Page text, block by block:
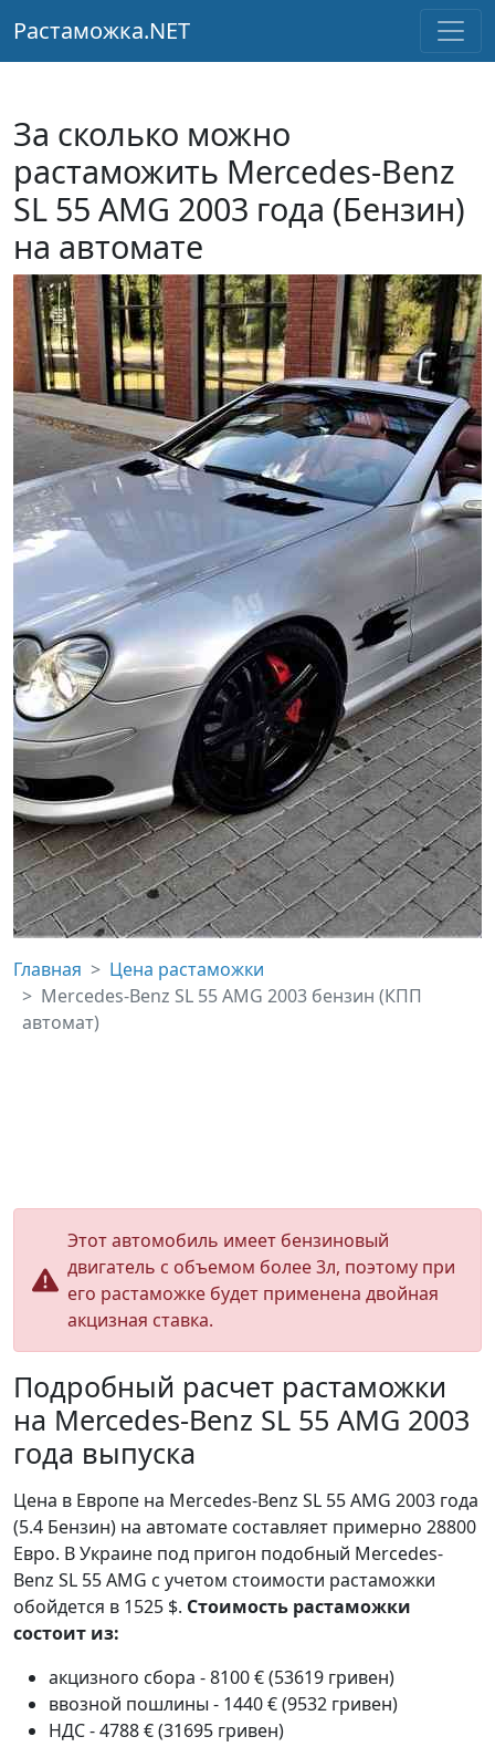
Растаможка.NET
За сколько можно
растаможить Mercedes-Benz
SL 55 AMG 2003 года (Бензин)
на автомате
Главная
Цена растаможки
Mercedes-Benz SL 55 AMG 2003 бензин (КПП
автомат)
Этот автомобиль имеет бензиновый
двигатель с объемом более 3л, поэтому при
его растаможке будет применена двойная
акцизная ставка.
Подробный расчет растаможки
на Mercedes-Benz SL 55 AMG 2003
года выпуска
Цена в Европе на Mercedes-Benz SL 55 AMG 2003 года
(5.4 Бензин) на автомате составляет примерно 28800
Евро. В Украине под пригон подобный Mercedes-
Benz SL 55 AMG с учетом стоимости растаможки
обойдется в 1525 $. Стоимость растаможки
состоит из:
акцизного сбора - 8100 € (53619 гривен)
ввозной пошлины - 1440 € (9532 гривен)
НДС - 4788 € (31695 гривен)